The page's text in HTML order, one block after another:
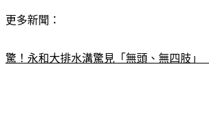
更多新聞：
驚！永和大排水溝驚見「無頭、無四肢」